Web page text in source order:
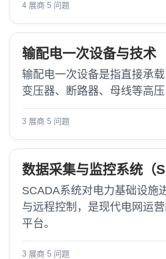
4 展商·5 问题
输配电一次设备与技术
输配电一次设备是指直接承
变压器、断路器、母线等高压
3 展商·5 问题
数据采集与监控系统（
SCADA系统对电力基础设施
与远程控制，是现代电网运
平台。
3 展商·5 问题